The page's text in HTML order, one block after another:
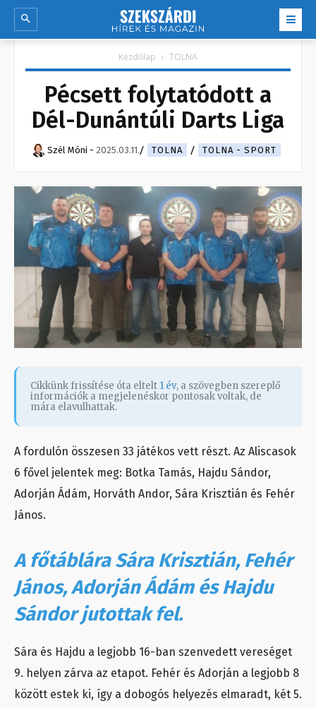
Kezdőlap TOLNA
Pécsett folytatódott a
Dél-Dunántúli Darts Liga
Szél Móni - 2025.03.11. TOLNA TOLNA - SPORT
Cikkünk frissítése óta eltelt 1 év, a szövegben szereplő
információk a megjelenéskor pontosak voltak, de
mára elavulhattak.
A fordulón összesen 33 játékos vett részt. Az Aliscasok
6 fővel jelentek meg: Botka Tamás, Hajdu Sándor,
Adorján Ádám, Horváth Andor, Sára Krisztián és Fehér
János.
A főtáblára Sára Krisztián, Fehér
János, Adorján Ádám és Hajdu
Sándor jutottak fel.
Sára és Hajdu a legjobb 16-ban szenvedett vereséget
9. helyen zárva az etapot. Fehér és Adorján a legjobb 8
között estek ki, így a dobogós helyezés elmaradt, két 5.